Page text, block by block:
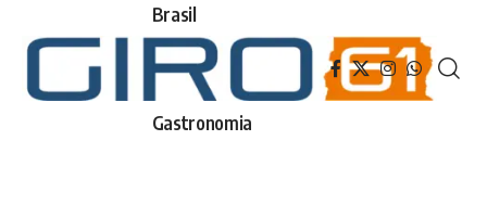
Brasil
Gastronomia